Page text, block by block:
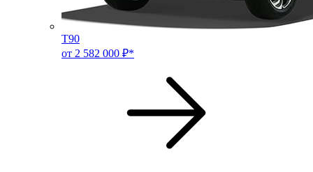
T90
от 2 582 000 ₽*